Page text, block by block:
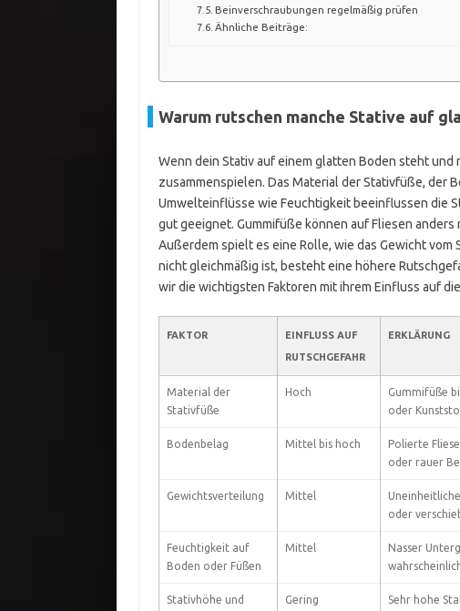
Beinverschraubungen regelmäßig prüfen
Ähnliche Beiträge:
Warum rutschen manche Stative auf
Wenn dein Stativ auf einem glatten Boden steht und
zusammenspielen. Das Material der Stativfüße, der
Umwelteinflüsse wie Feuchtigkeit beeinflussen die
gut geeignet. Gummifüße können auf Fliesen
Außerdem spielt es eine Rolle, wie das Gewicht
nicht gleichmäßig ist, besteht eine höhere
wir die wichtigsten Faktoren mit ihrem Einfluss auf
FAKTOR
EINFLUSS AUF
RUTSCHGEFAHR
ERKLÄRUNG
Material der
Stativfüße
Hoch
Gummifüße
oder
Bodenbelag Mittel bis hoch
Polierte
oder rauer
Gewichtsverteilung Mittel
oder
Feuchtigkeit auf
Boden oder Füßen
Mittel
Nasser
Stativhöhe und
Gering
Sehr hohe